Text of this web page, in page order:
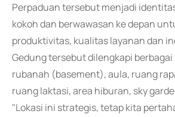
Perpaduan tersebut menjadi
kokoh dan berwawasan ke depan
produktivitas, kualitas layanan dan
Gedung tersebut dilengkapi
rubanah (basement), aula, ruang
ruang laktasi, area hiburan, sky
"Lokasi ini strategis, tetap kita